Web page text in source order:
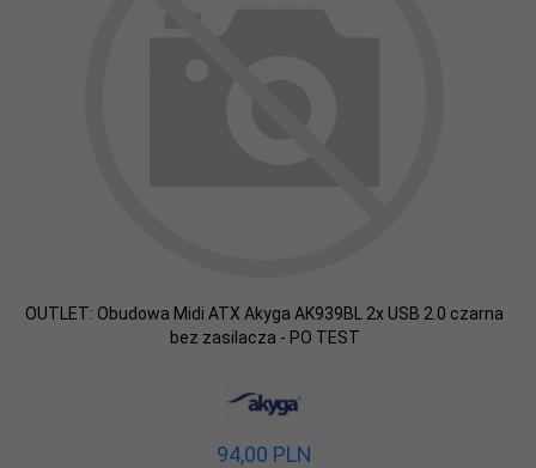
OUTLET: Obudowa Midi ATX Akyga AK939BL 2x USB 2.0 czarna
bez zasilacza - PO TEST
94,00 PLN